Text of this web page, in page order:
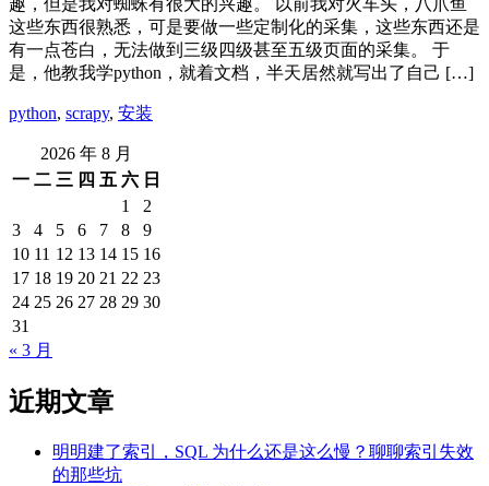
这些东西很熟悉，可是要做一些定制化的采集，这些东西还是
有一点苍白，无法做到三级四级甚至五级页面的采集。 于
是，他教我学python，就着文档，半天居然就写出了自己 […]
python, scrapy, 安装
2026 年 8 月
一 二 三 四 五 六 日
1
2
3
4 5 6 7 8
9
10 11 12 13 14 15 16
17 18 19 20 21 22 23
24 25 26 27 28 29 30
31
« 3 月
近期文章
明明建了索引，SQL 为什么还是这么慢？聊聊索引失效
的那些坑